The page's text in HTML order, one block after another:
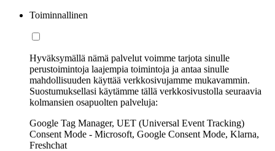
Toiminnallinen
Hyväksymällä nämä palvelut voimme tarjota sinulle
perustoimintoja laajempia toimintoja ja antaa sinulle
mahdollisuuden käyttää verkkosivujamme mukavammin.
Suostumuksellasi käytämme tällä verkkosivustolla seuraavia
kolmansien osapuolten palveluja:
Google Tag Manager, UET (Universal Event Tracking)
Consent Mode - Microsoft, Google Consent Mode, Klarna,
Freshchat